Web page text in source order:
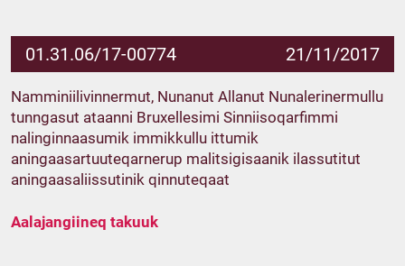
01.31.06/17-00774 21/11/2017
Namminiilivinnermut, Nunanut Allanut Nunalerinermullu
tunngasut ataanni Bruxellesimi Sinniisoqarfimmi
nalinginnaasumik immikkullu ittumik
aningaasartuuteqarnerup malitsigisaanik ilassutitut
aningaasaliissutinik qinnuteqaat
Aalajangiineq takuuk